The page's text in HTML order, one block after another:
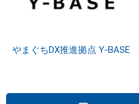
やまぐちDX推進拠点 Y-BASE